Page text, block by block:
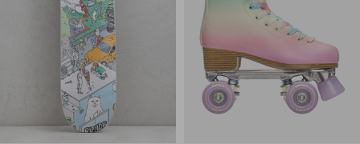
Elérhető méretek: